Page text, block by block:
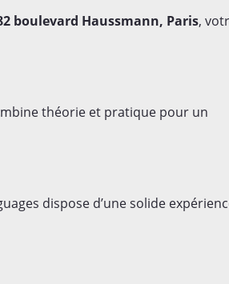
boulevard Haussmann, Paris,
théorie et pratique pour un
dispose d’une solide